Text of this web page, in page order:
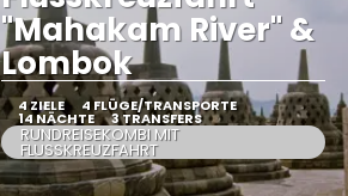
"Mahakam River" &
Lombok
4 ZIELE 4 FLÜGE/TRANSPORTE
14 NÄCHTE 3 TRANSFERS
RUNDREISEKOMBI MIT
FLUSSKREUZFAHRT